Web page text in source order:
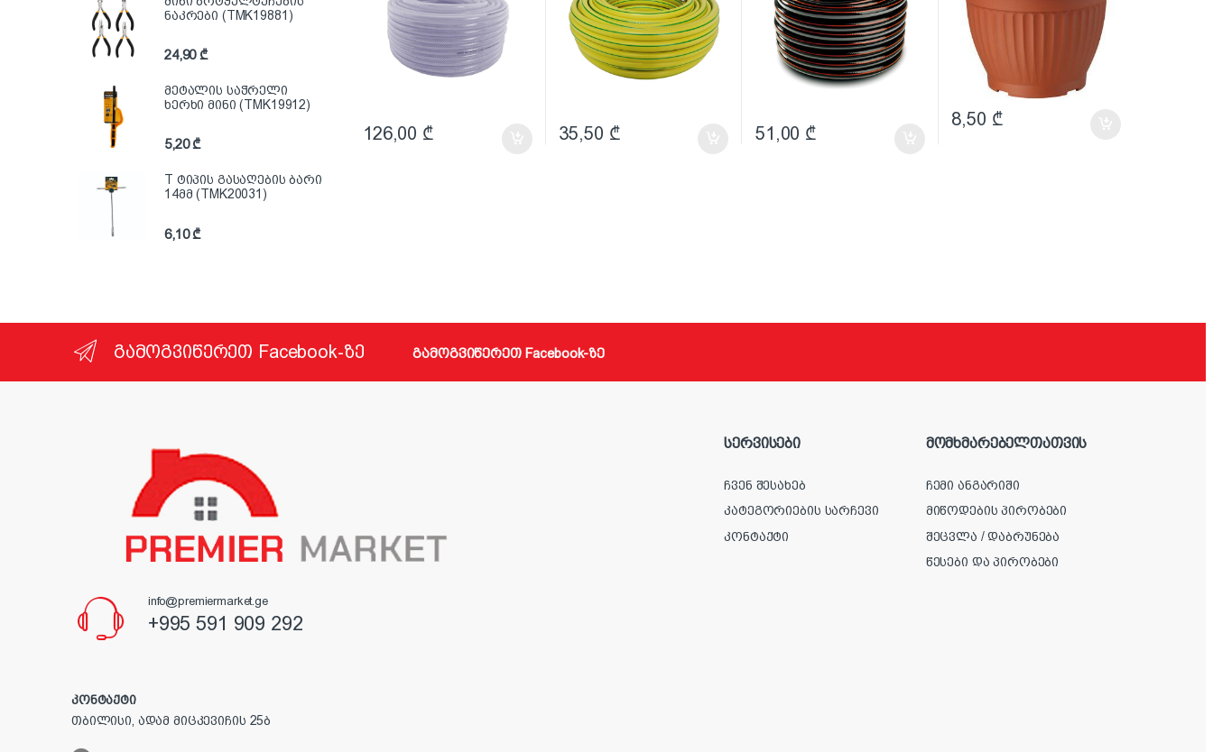
126,00 ₾ 35,50 ₾ 51,00 ₾
8,50 ₾
ნაკრები (TMK19881)
24,90₾
მეტალის საჭრელი
ხერხი მინი (TMK19912)
5,20₾
T ტიპის გასაღების ბარი
14მმ (TMK20031)
6,10₾
გამოგვიწერეთ Facebook-ზე გამოგვიწერეთ Facebook-ზე
info@premiermarket.ge
+995 591 909 292
კონტაქტი
თბილისი, ადამ მიცკევიჩის 25ბ
სერვისები
ჩვენ შესახებ
კატეგორიების სარჩევი
კონტაქტი
მომხმარებელთათვის
ჩემი ანგარიში
მიწოდების პირობები
შეცვლა / დაბრუნება
წესები და პირობები